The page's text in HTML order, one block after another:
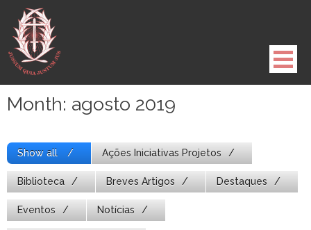
para
conteúdo
Month: agosto 2019
Show all Ações Iniciativas Projetos
Biblioteca Breves Artigos Destaques
Eventos Notícias